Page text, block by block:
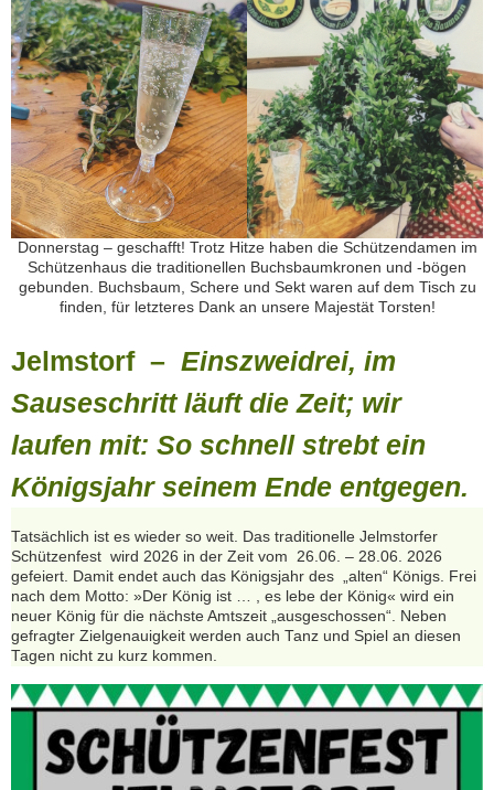
Donnerstag – geschafft! Trotz Hitze haben die Schützendamen im
Schützenhaus die traditionellen Buchsbaumkronen und -bögen
gebunden. Buchsbaum, Schere und Sekt waren auf dem Tisch zu
finden, für letzteres Dank an unsere Majestät Torsten!
Jelmstorf – Einszweidrei, im
Sauseschritt läuft die Zeit; wir
laufen mit: So schnell strebt ein
Königsjahr seinem Ende entgegen.
Tatsächlich ist es wieder so weit. Das traditionelle Jelmstorfer
Schützenfest wird 2026 in der Zeit vom 26.06. – 28.06. 2026
gefeiert. Damit endet auch das Königsjahr des „alten“ Königs. Frei
nach dem Motto: »Der König ist … , es lebe der König« wird ein
neuer König für die nächste Amtszeit „ausgeschossen“. Neben
gefragter Zielgenauigkeit werden auch Tanz und Spiel an diesen
Tagen nicht zu kurz kommen.